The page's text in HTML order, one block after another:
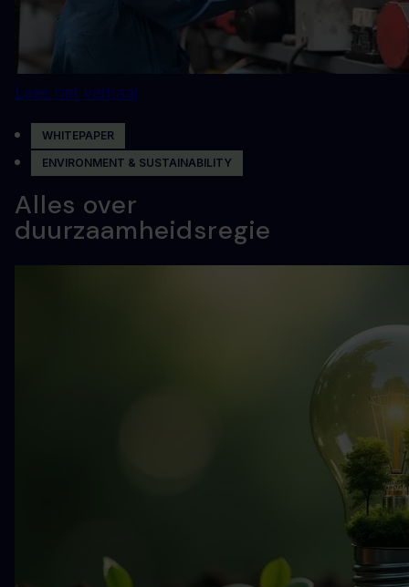
Lees het verhaal
WHITEPAPER
ENVIRONMENT & SUSTAINABILITY
Alles over
duurzaamheidsregie